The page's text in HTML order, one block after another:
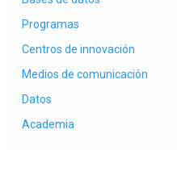
Programas
Centros de innovación
Medios de comunicación
Datos
Academia